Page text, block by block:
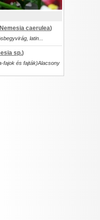
Nemesia caerulea)
latin...
sp.)
fajok és fajták)Alacsony